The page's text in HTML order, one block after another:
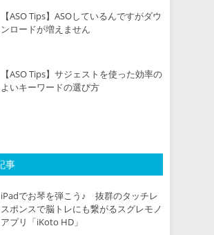
【ASO Tips】ASOしているんですがダウ
ンロードが増えません
【ASO Tips】サジェストを使った効率の
よいキーワードの選び方
事
iPadでお琴を弾こう♪ 抜群のタッチレ
スポンスで脳トレにも繋がるスグレモノ
アプリ「iKoto HD」